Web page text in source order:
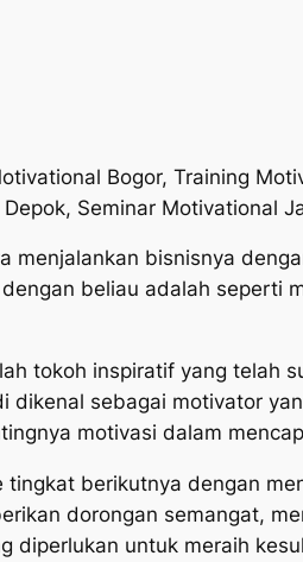
Bogor, Training
Seminar Motivational
menjalankan bisnisnya
beliau adalah seperti
tokoh inspiratif yang telah
dikenal sebagai motivator
motivasi dalam
berikutnya dengan
dorongan semangat,
diperlukan untuk meraih